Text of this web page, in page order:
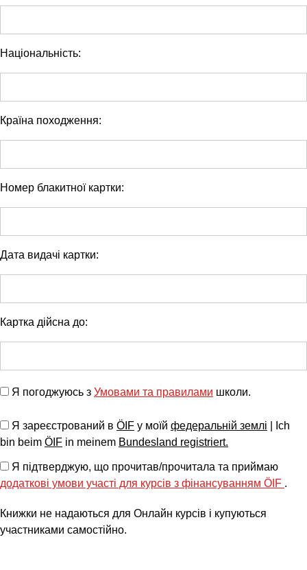
Національність:
Країна походження:
Номер блакитної картки:
Дата видачі картки:
Картка дійсна до:
Я погоджуюсь з Умовами та правилами школи.
Я зареєстрований в ÖIF у моїй федеральній землі | Ich
bin beim ÖIF in meinem Bundesland registriert.
Я підтверджую, що прочитав/прочитала та приймаю
додаткові умови участі для курсів з фінансуванням ÖIF .
Книжки не надаються для Онлайн курсів і купуються
участниками самостійно.